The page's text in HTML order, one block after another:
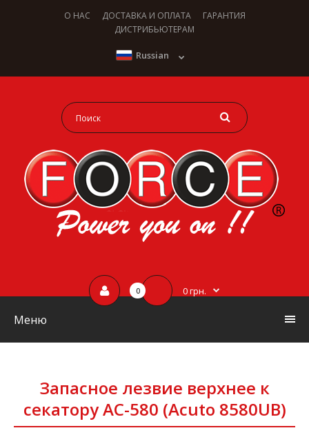
О НАС ДОСТАВКА И ОПЛАТА
ГАРАНТИЯ
ДИСТРИБЬЮТЕРАМ
Russian
0 0 грн.
Меню
Запасное лезвие верхнее к
секатору AC-580 (Acuto 8580UB)